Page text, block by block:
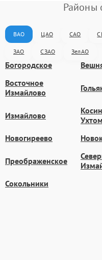
Районы
ВАО ЦАО САО
ЗАО СЗАО ЗелАО
Богородское
Восточное
Измайлово
Измайлово
Новогиреево
Преображенское
Сокольники